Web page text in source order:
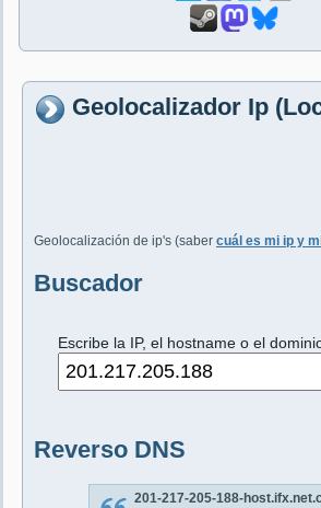
Geolocalizador Ip
Geolocalización de ip's (saber cuál es mi ip y
Buscador
Escribe la IP, el hostname o el
Reverso DNS
201-217-205-188-